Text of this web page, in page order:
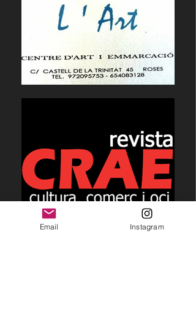
Email Instagram